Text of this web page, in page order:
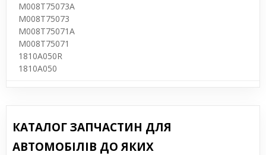
M008T75073A
M008T75073
M008T75071A
M008T75071
1810A050R
1810A050
КАТАЛОГ ЗАПЧАСТИН ДЛЯ
АВТОМОБІЛІВ ДО ЯКИХ